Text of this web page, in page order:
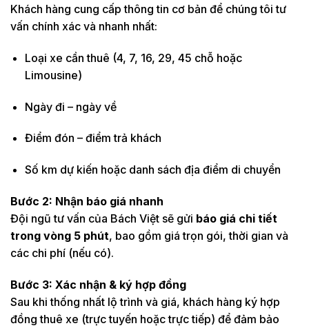
Khách hàng cung cấp thông tin cơ bản để chúng tôi tư
vấn chính xác và nhanh nhất:
Loại xe cần thuê (4, 7, 16, 29, 45 chỗ hoặc
Limousine)
Ngày đi – ngày về
Điểm đón – điểm trả khách
Số km dự kiến hoặc danh sách địa điểm di chuyển
Bước 2: Nhận báo giá nhanh
Đội ngũ tư vấn của Bách Việt sẽ gửi báo giá chi tiết
trong vòng 5 phút, bao gồm giá trọn gói, thời gian và
các chi phí (nếu có).
Bước 3: Xác nhận & ký hợp đồng
Sau khi thống nhất lộ trình và giá, khách hàng ký hợp
đồng thuê xe (trực tuyến hoặc trực tiếp) để đảm bảo